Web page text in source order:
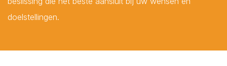
doelstellingen.